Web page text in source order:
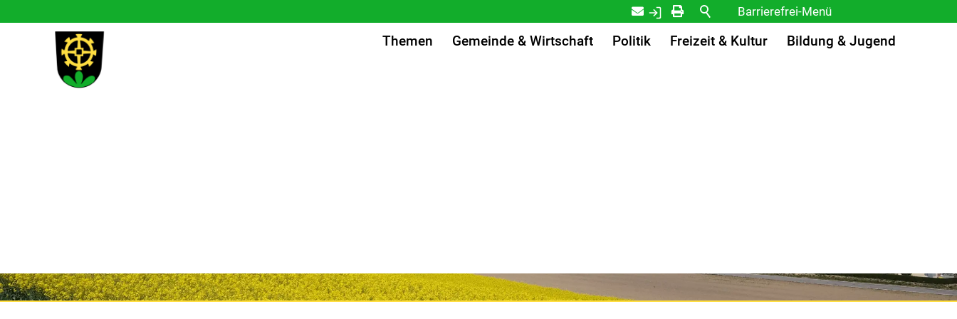
Barrierefrei-Menü
Powered by Weblication® CMS
Kontakt
LoginDrucken
Themen Gemeinde & Wirtschaft Politik Freizeit & Kultur Bildung & Jugend